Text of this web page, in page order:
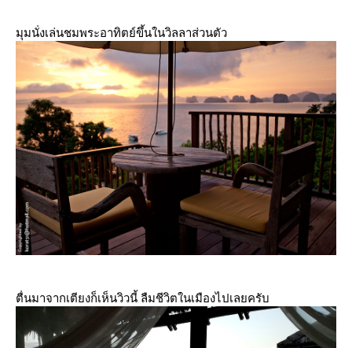
มุมนั่งเล่นชมพระอาทิตย์ขึ้นในวิลลาส่วนตัว
ตื่นมาจากเตียงก็เห็นวิวนี้ ลืมชีวิตในเมืองไปเลยครับ